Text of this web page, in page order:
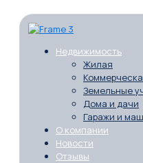
Недвижимость
Жилая
Земельные
Дома и дачи
Гаражи и
О компании
Новости
Отзывы